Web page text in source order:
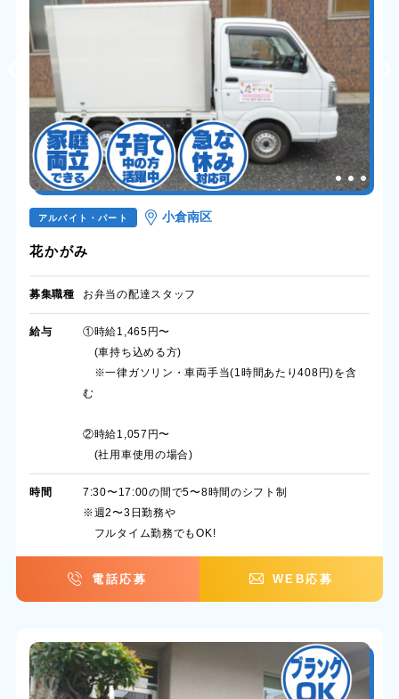
アルバイト・パート 小倉南区
花かがみ
募集職種 お弁当の配達スタッフ
給与
①時給1,465円〜
(車持ち込める方)
※一律ガソリン・車両手当(1時間あたり408円)を含
む
②時給1,057円〜
(社用車使用の場合)
時間
7:30〜17:00の間で5〜8時間のシフト制
※週2〜3日勤務や
フルタイム勤務でもOK!
電話応募 WEB応募